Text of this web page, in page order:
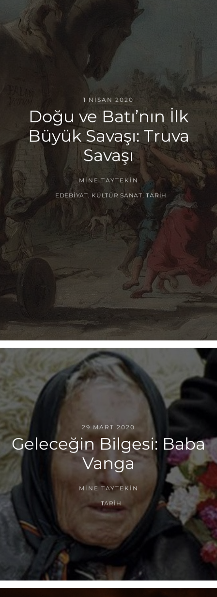
1 NISAN 2020
Doğu ve Batı’nın İlk
Büyük Savaşı: Truva
Savaşı
MINE TAYTEKIN
EDEBIYAT, KÜLTÜR SANAT,TARIH
29 MART 2020
Geleceğin Bilgesi: Baba
Vanga
MINE TAYTEKIN
TARIH